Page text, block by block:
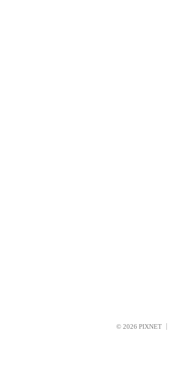
© 2026 PIXNET